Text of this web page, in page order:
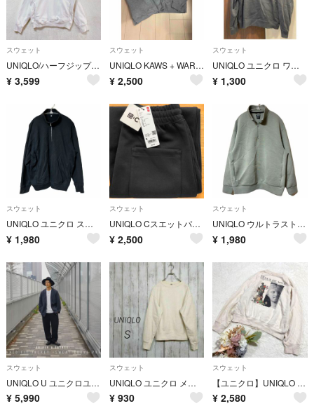
スウェット
UNIQLO/ハーフジップトレーナー/M/メンズ ポケット オフホワイト
¥ 3,599
スウェット
UNIQLO KAWS + WARHOL セット トレーナー SパンツM
¥ 2,500
スウェット
UNIQLO ユニクロ ワッフル編み ニット グレー スウェット トップス 長袖
¥ 1,300
スウェット
UNIQLO ユニクロ スウェットハーフジッププルオーバー ブラック サイズL
¥ 1,980
スウェット
UNIQLO CスエットパンツサイズL
¥ 2,500
スウェット
UNIQLO ウルトラストレッチドライスウェットハーフジッププルオーバー XL
¥ 1,980
スウェット
UNIQLO U ユニクロユー スウェットカーブパンツ ダークグレー Mサイズ ☆大人の天然素材 カワシマタカヒロ シュウト絶賛
¥ 5,990
スウェット
UNIQLO ユニクロ メンズ S ワイドフィット スウェットシャツ 長袖 12
¥ 930
スウェット
【ユニクロ】UNIQLO ルーヴル美術館 スウェットシャツ長袖 ベージュ S ●
¥ 2,580